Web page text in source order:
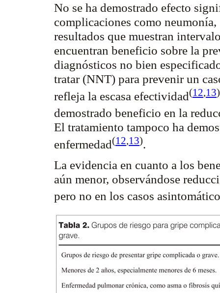
No se ha demostrado efecto
complicaciones como
resultados que muestran
encuentran beneficio sobre la
diagnósticos no bien
tratar (NNT) para prevenir un
refleja la escasa efectividad(12,13)
demostrado beneficio en la
El tratamiento tampoco ha
enfermedad(12,13).
La evidencia en cuanto a los
aún menor, observándose
pero no en los casos